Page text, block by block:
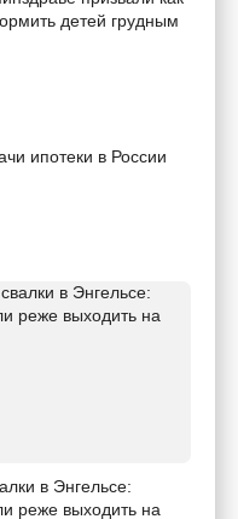
детей грудным
ипотеки в России
в Энгельсе:
реже выходить на